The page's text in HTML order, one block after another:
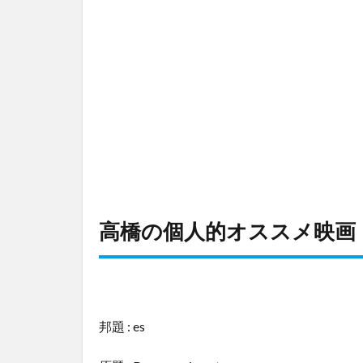
高橋の個人的オススメ映画
邦題 : es